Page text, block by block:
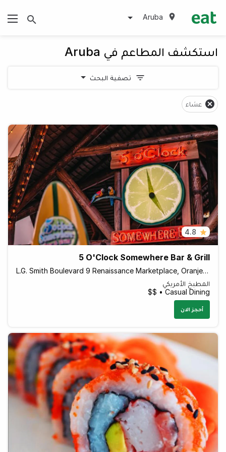
Aruba
استكشف المطاعم في Aruba
تصفية البحث
عشاء
4.8
5 O'Clock Somewhere Bar & Grill
L.G. Smith Boulevard 9 Renaissance Marketplace, Oranjestad Aruba
المطبخ الأمريكي
Casual Dining • $$
أحجز الان